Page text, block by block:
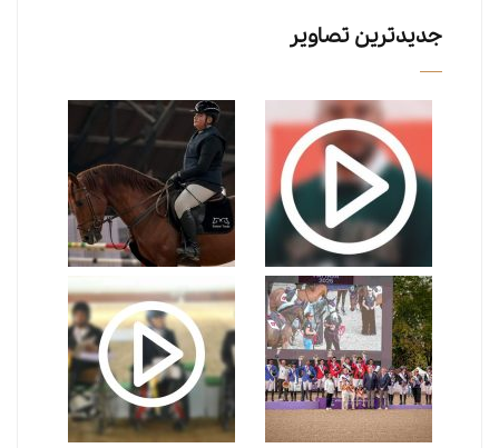
جدیدترین تصاویر